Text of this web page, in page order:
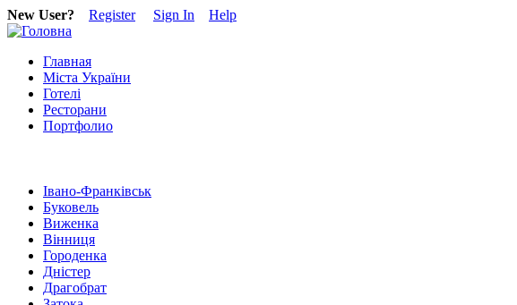
New User? Register Sign In Help
Главная
Міста України
Готелі
Ресторани
Портфолио
Івано-Франківськ
Буковель
Виженка
Вінниця
Городенка
Дністер
Драгобрат